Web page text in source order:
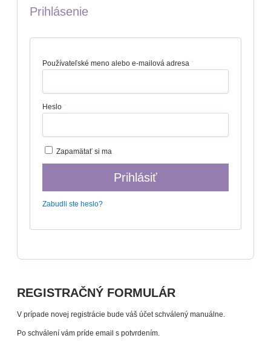
Prihlásenie
Používateľské meno alebo e-mailová adresa *
Heslo *
Zapamätať si ma
Prihlásiť
Zabudli ste heslo?
REGISTRAČNÝ FORMULÁR
V prípade novej registrácie bude váš účet schválený manuálne.
Po schválení vám príde email s potvrdením.